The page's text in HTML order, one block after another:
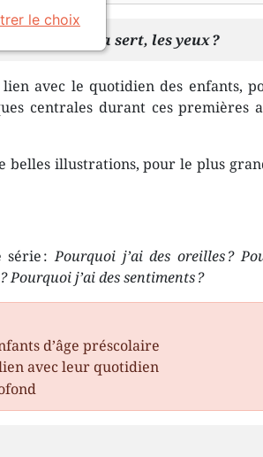
mais à quoi ça sert, les yeux ?
avec le quotidien des enfants,
centrales durant ces premières
belles illustrations, pour le plus
série :Pourquoi j’ai des oreilles ?
Pourquoi j’ai des sentiments ?
d’âge préscolaire
avec leur quotidien
le choix